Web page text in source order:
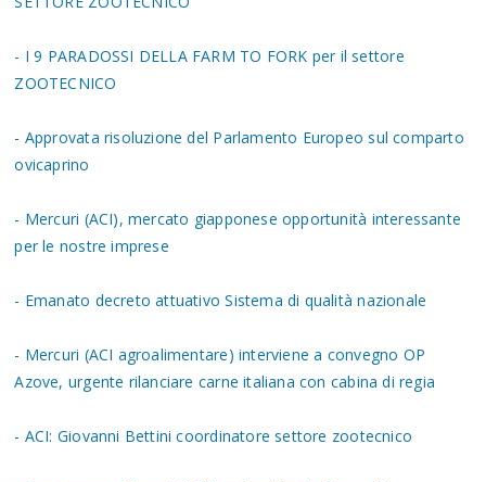
- I 9 PARADOSSI DELLA FARM TO FORK per il settore
ZOOTECNICO
- Approvata risoluzione del Parlamento Europeo sul comparto
ovicaprino
- Mercuri (ACI), mercato giapponese opportunità interessante
per le nostre imprese
- Emanato decreto attuativo Sistema di qualità nazionale
- Mercuri (ACI agroalimentare) interviene a convegno OP
Azove, urgente rilanciare carne italiana con cabina di regia
- ACI: Giovanni Bettini coordinatore settore zootecnico